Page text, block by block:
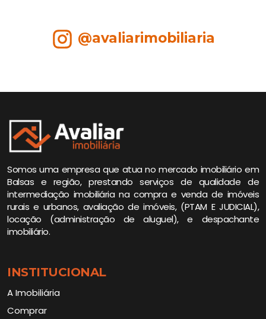
@avaliarimobiliaria
Somos uma empresa que atua no mercado imobiliário em
Balsas e região, prestando serviços de qualidade de
intermediação imobiliária na compra e venda de imóveis
rurais e urbanos, avaliação de imóveis, (PTAM E JUDICIAL),
locação (administração de aluguel), e despachante
imobiliário.
INSTITUCIONAL
A Imobiliária
Comprar